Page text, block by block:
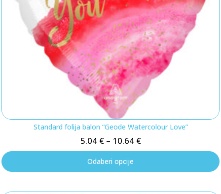
Standard folija balon “Geode Watercolour Love”
5.04 €– 10.64 €
Odaberi opcije